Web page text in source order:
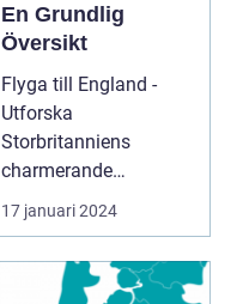
En Grundlig
Översikt
Flyga till England -
Utforska
Storbritanniens
charmerande
destinationer
Övergripande
introduktion ...
17 januari 2024